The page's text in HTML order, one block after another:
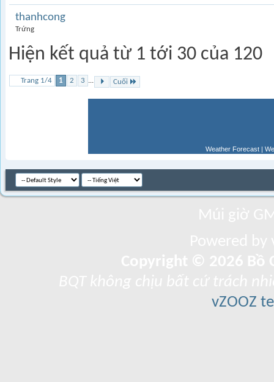
thanhcong
Trứng
Hiện kết quả từ 1 tới 30 của 120
Trang 1/4 1 2 3 ... Cuối
Weather Forecast |
vZOOZ